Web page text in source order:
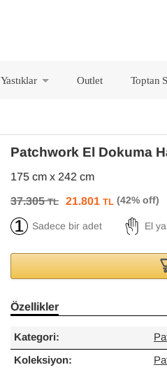
Yastıklar Outlet Toptan
Patchwork El Dokuma
175 cm x 242 cm
37.305TL 21.801 TL
Sadece bir adet El
Özellikler
Kategori:
Koleksiyon: